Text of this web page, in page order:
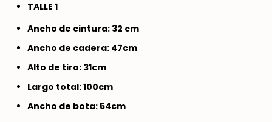
TALLE 1
Ancho de cintura: 32 cm
Ancho de cadera: 47cm
Alto de tiro: 31cm
Largo total: 100cm
Ancho de bota: 54cm